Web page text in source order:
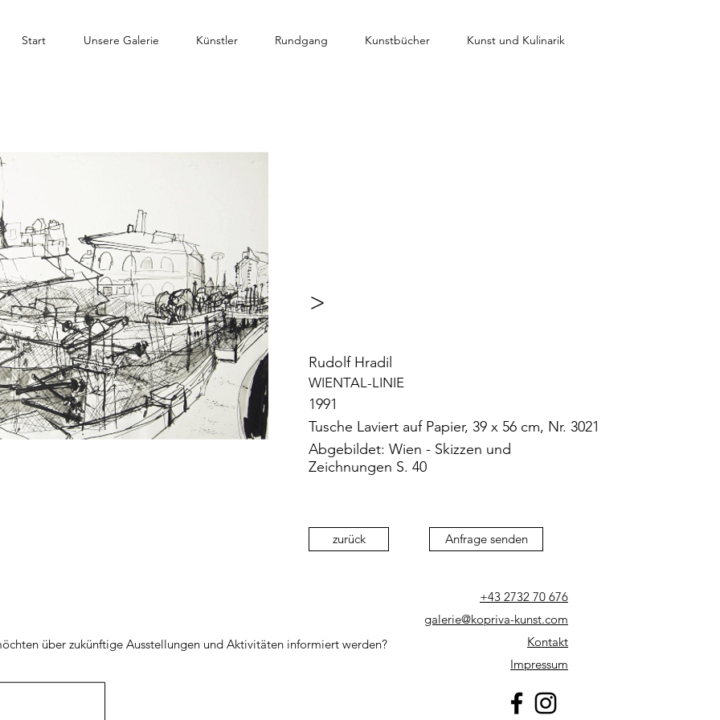
Start Unsere Galerie Künstler Rundgang Kunstbücher Kunst und Kulinarik
>
Rudolf Hradil
WIENTAL-LINIE
1991
Tusche Laviert auf Papier, 39 x 56 cm, Nr. 3021
Abgebildet: Wien - Skizzen und
Zeichnungen S. 40
zurück Anfrage senden
über zukünftige Ausstellungen und Aktivitäten informiert werden?
+43 2732 70 676
galerie@kopriva-kunst.com
Kontakt
Impressum